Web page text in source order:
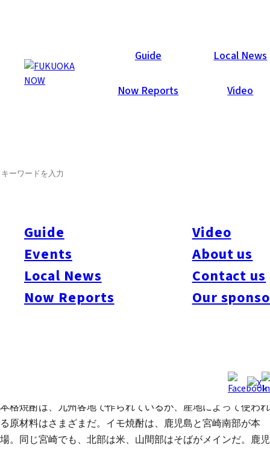
Guide Local News
Now Reports Video
Guide
Events
Local News
Now Reports
Video
About us
Contact us
Our
Now Reports
をいっさい加えていないものには「本格焼酎」の称号が与えら
れる。つまり、本格焼酎の味わいは、九州の自然の恵みそのも
かわらず、食中酒として好まれているところ。世界を見渡す
と、ウィスキーやブランデーなど蒸留酒は、おもに食後酒とし
本格焼酎は、九州各地で作られているが、産地によって使われ
る原材料はさまざまだ。イモ焼酎は、鹿児島と宮崎南部が本
場。同じ宮崎でも、北部は米、山間部はそばがメインだ。鹿児